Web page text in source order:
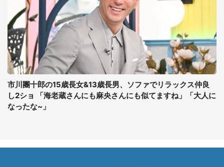
市川團十郎の15歳長女&13歳長男、ソファでリラックス仲良
し2ショ 「海老蔵さんにも麻央さんにも似てますね」「大人に
なったな~」